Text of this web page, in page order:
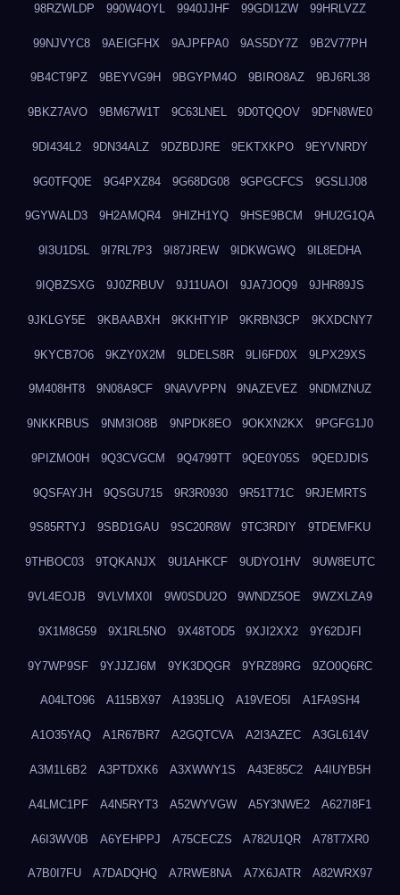
98RZWLDP 990W4OYL 9940JJHF 99GDI1ZW 99HRLVZZ
99NJVYC8 9AEIGFHX 9AJPFPA0 9AS5DY7Z 9B2V77PH
9B4CT9PZ 9BEYVG9H 9BGYPM4O 9BIRO8AZ 9BJ6RL38
9BKZ7AVO 9BM67W1T 9C63LNEL 9D0TQQOV 9DFN8WE0
9DI434L2 9DN34ALZ 9DZBDJRE 9EKTXKPO 9EYVNRDY
9G0TFQ0E 9G4PXZ84 9G68DG08 9GPGCFCS 9GSLIJ08
9GYWALD3 9H2AMQR4 9HIZH1YQ 9HSE9BCM 9HU2G1QA
9I3U1D5L 9I7RL7P3 9I87JREW 9IDKWGWQ 9IL8EDHA
9IQBZSXG 9J0ZRBUV 9J11UAOI 9JA7JOQ9 9JHR89JS
9JKLGY5E 9KBAABXH 9KKHTYIP 9KRBN3CP 9KXDCNY7
9KYCB7O6 9KZY0X2M 9LDELS8R 9LI6FD0X 9LPX29XS
9M408HT8 9N08A9CF 9NAVVPPN 9NAZEVEZ 9NDMZNUZ
9NKKRBUS 9NM3IO8B 9NPDK8EO 9OKXN2KX 9PGFG1J0
9PIZMO0H 9Q3CVGCM 9Q4799TT 9QE0Y05S 9QEDJDIS
9QSFAYJH 9QSGU715 9R3R0930 9R51T71C 9RJEMRTS
9S85RTYJ 9SBD1GAU 9SC20R8W 9TC3RDIY 9TDEMFKU
9THBOC03 9TQKANJX 9U1AHKCF 9UDYO1HV 9UW8EUTC
9VL4EOJB 9VLVMX0I 9W0SDU2O 9WNDZ5OE 9WZXLZA9
9X1M8G59 9X1RL5NO 9X48TOD5 9XJI2XX2 9Y62DJFI
9Y7WP9SF 9YJJZJ6M 9YK3DQGR 9YRZ89RG 9ZO0Q6RC
A04LTO96 A115BX97 A1935LIQ A19VEO5I A1FA9SH4
A1O35YAQ A1R67BR7 A2GQTCVA A2I3AZEC A3GL614V
A3M1L6B2 A3PTDXK6 A3XWWY1S A43E85C2 A4IUYB5H
A4LMC1PF A4N5RYT3 A52WYVGW A5Y3NWE2 A627I8F1
A6I3WV0B A6YEHPPJ A75CECZS A782U1QR A78T7XR0
A7B0I7FU A7DADQHQ A7RWE8NA A7X6JATR A82WRX97